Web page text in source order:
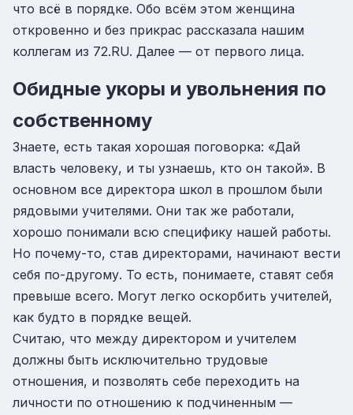
что всё в порядке. Обо всём этом женщина
откровенно и без прикрас рассказала нашим
коллегам из 72.RU. Далее — от первого лица.
Обидные укоры и увольнения по
собственному
Знаете, есть такая хорошая поговорка: «Дай
власть человеку, и ты узнаешь, кто он такой». В
основном все директора школ в прошлом были
рядовыми учителями. Они так же работали,
хорошо понимали всю специфику нашей работы.
Но почему-то, став директорами, начинают вести
себя по-другому. То есть, понимаете, ставят себя
превыше всего. Могут легко оскорбить учителей,
как будто в порядке вещей.
Считаю, что между директором и учителем
должны быть исключительно трудовые
отношения, и позволять себе переходить на
личности по отношению к подчиненным —